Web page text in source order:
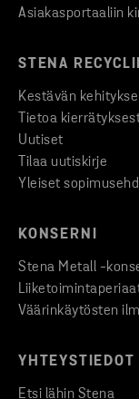
Asiakasportaaliin
STENA
Kestävän
Tietoa
Uutiset
Tilaa uutiskirje
Yleiset
KONSERNI
Stena Metall -
Väärinkäytösten
YHTEYSTIEDOT
Etsi lähin Stena